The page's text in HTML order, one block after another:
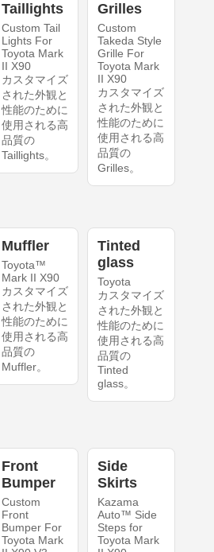
Taillights
Custom Tail
Lights For
Toyota Mark
II X90
カスタマイズ
された外観と
性能のために
使用される高
品質の
Taillights。
Grilles
Custom
Takeda Style
Grille For
Toyota Mark
II X90
カスタマイズ
された外観と
性能のために
使用される高
品質の
Grilles。
Muffler
Toyota™
Mark II X90
カスタマイズ
された外観と
性能のために
使用される高
品質の
Muffler。
Tinted
glass
Toyota
カスタマイズ
された外観と
性能のために
使用される高
品質の
Tinted
glass。
Front
Bumper
Custom
Front
Bumper For
Toyota Mark
Side
Skirts
Kazama
Auto™ Side
Steps for
Toyota Mark